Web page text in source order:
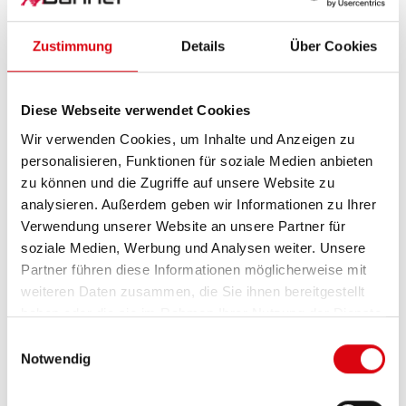
Zustimmung Details Über Cookies
Diese Webseite verwendet Cookies
Wir verwenden Cookies, um Inhalte und Anzeigen zu
personalisieren, Funktionen für soziale Medien anbieten
zu können und die Zugriffe auf unsere Website zu
analysieren. Außerdem geben wir Informationen zu Ihrer
Verwendung unserer Website an unsere Partner für
soziale Medien, Werbung und Analysen weiter. Unsere
Partner führen diese Informationen möglicherweise mit
weiteren Daten zusammen, die Sie ihnen bereitgestellt
haben oder die sie im Rahmen Ihrer Nutzung der Dienste
Notwendig
Besitzt das Fahrzeug ein Batterie-Energiemanagement-
System (BEM), kontrolliert dieses den
Ladezustand(SOC
Of Health) und regelt elektrische Verbraucher herunter
oder kurzfristig ab, wenn mehr Leistung zum Laden der
Batterie benötigt wird.
Durch elektronische Systeme hat sich sowohl die
Sicherheit als auch der Komfort in modernen Autos
wesentlich erhöht und die Digitalisierung unter der
Motorhaube schreitet weiter voran.